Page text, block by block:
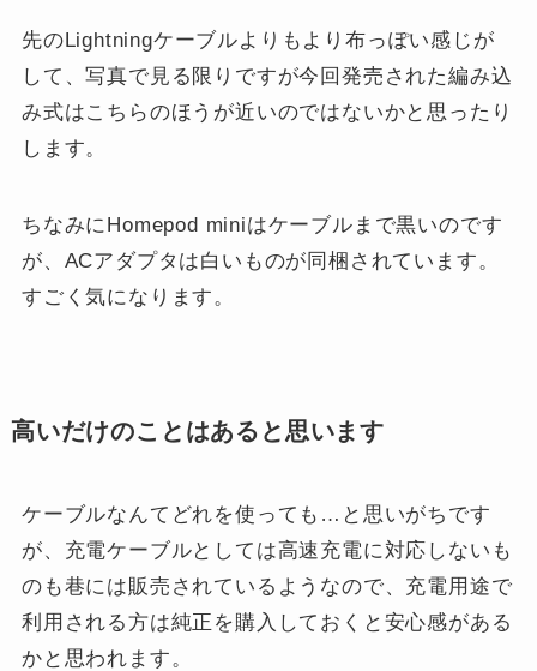
先のLightningケーブルよりもより布っぽい感じが
して、写真で見る限りですが今回発売された編み込
み式はこちらのほうが近いのではないかと思ったり
します。
ちなみにHomepod miniはケーブルまで黒いのです
が、ACアダプタは白いものが同梱されています。
すごく気になります。
高いだけのことはあると思います
ケーブルなんてどれを使っても…と思いがちです
が、充電ケーブルとしては高速充電に対応しないも
のも巷には販売されているようなので、充電用途で
利用される方は純正を購入しておくと安心感がある
かと思われます。